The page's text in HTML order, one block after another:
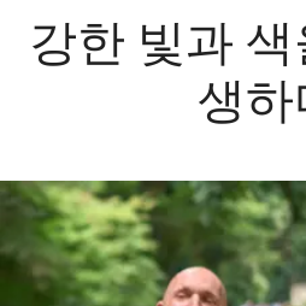
강한 빛과
생